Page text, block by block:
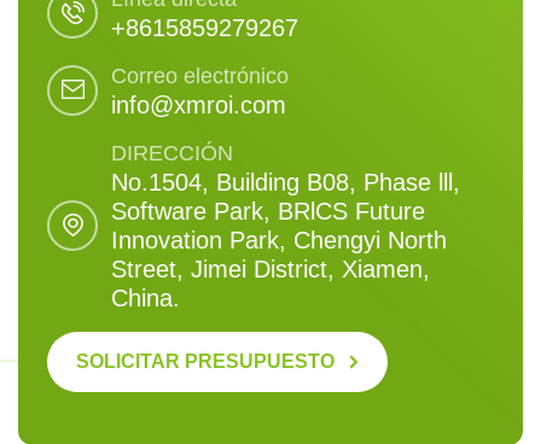
+8615859279267
Correo electrónico
info@xmroi.com
DIRECCIÓN
No.1504, Building B08, Phase lll,
Software Park, BRlCS Future
Innovation Park, Chengyi North
Street, Jimei District, Xiamen,
China.
SOLICITAR PRESUPUESTO